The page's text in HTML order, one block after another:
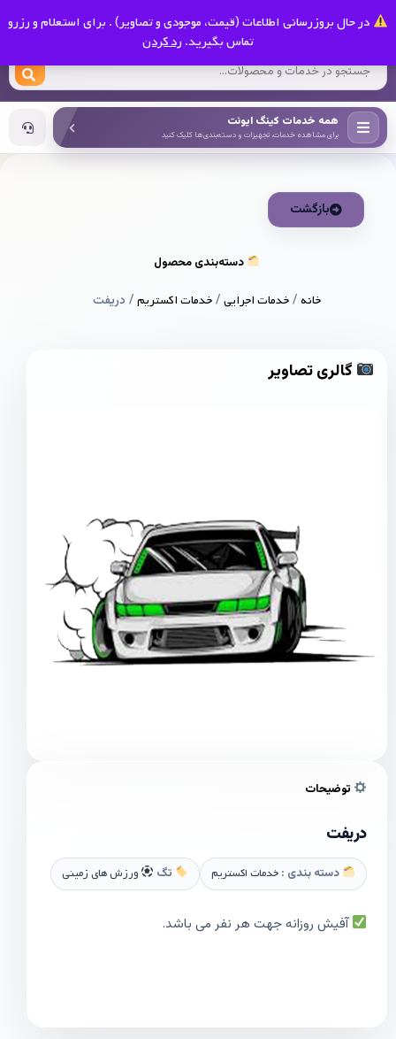
در حال بروزرسانی اطلاعات (قیمت، موجودی و تصاویر) . برای استعلام و رزرو
تماس بگیرید. رد کردن
کینگ ایونت
همه خدمات کینگ ایونت
برای مشاهده خدمات، تجهیزات و دسته‌بندی‌ها کلیک کنید
بازگشت
دسته‌بندی محصول
خانه/خدمات اجرایی/خدمات اکستریم/ دریفت
گالری تصاویر
توضیحات
دریفت
دسته بندی : خدمات اکستریم تگ ورزش های زمینی
آفیش روزانه جهت هر نفر می باشد.